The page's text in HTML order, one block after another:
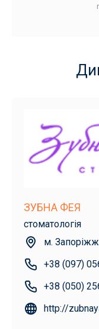
ЗУБНА ФЕЯ
стоматологія
м.
+38 (097)
+38 (050)
http://